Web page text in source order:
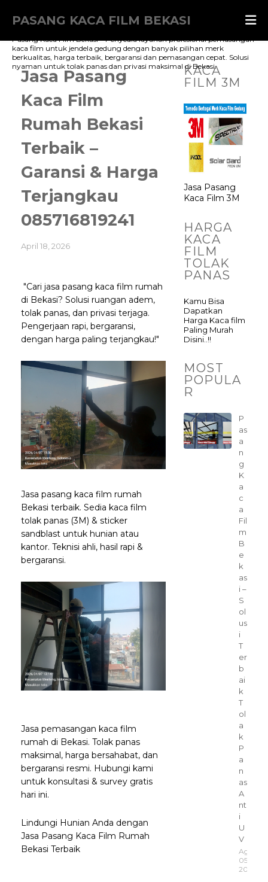
PASANG KACA FILM BEKASI
Pasang Kaca Film Bekasi – Penyedia layanan profesional pemasangan
kaca film untuk jendela gedung dengan banyak pilihan merk
berkualitas, harga terbaik, bergaransi dan pemasangan cepat. Solusi
nyaman untuk tolak panas dan privasi maksimal di Bekasi.
Jasa Pasang
Kaca Film
Rumah Bekasi
Terbaik –
Garansi & Harga
Terjangkau
085716819241
April 18, 2026
"Cari jasa pasang kaca film rumah
di Bekasi? Solusi ruangan adem,
tolak panas, dan privasi terjaga.
Pengerjaan rapi, bergaransi,
dengan harga paling terjangkau!"
Jasa pasang kaca film rumah
Bekasi terbaik. Sedia kaca film
tolak panas (3M) & sticker
sandblast untuk hunian atau
kantor. Teknisi ahli, hasil rapi &
bergaransi.
Jasa pemasangan kaca film
rumah di Bekasi. Tolak panas
maksimal, harga bersahabat, dan
bergaransi resmi. Hubungi kami
untuk konsultasi & survey gratis
hari ini.
Lindungi Hunian Anda dengan
Jasa Pasang Kaca Film Rumah
Bekasi Terbaik
KACA
FILM 3M
Jasa Pasang
Kaca Film 3M
HARGA
KACA
FILM
TOLAK
PANAS
Kamu Bisa
Dapatkan
Harga Kaca film
Paling Murah
Disini..!!
MOST
POPULA
R
P
as
a
n
g
K
a
c
a
Fil
m
B
e
k
as
i –
S
ol
us
i
T
er
b
ai
k
T
ol
a
k
P
a
n
as
A
nt
i
U
V
Agustus
05,
2025